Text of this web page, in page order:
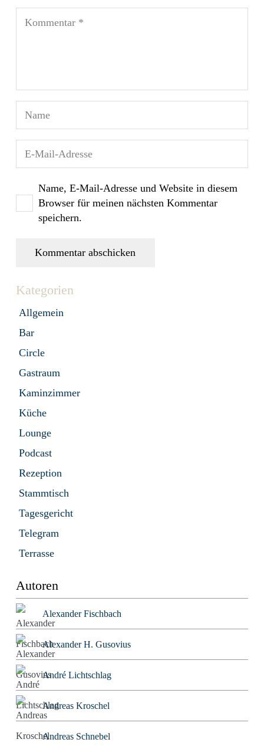
Name, E-Mail-Adresse und Website in diesem
Browser für meinen nächsten Kommentar
speichern.
Kommentar abschicken
Kategorien
Allgemein
Bar
Circle
Gastraum
Kaminzimmer
Küche
Lounge
Podcast
Rezeption
Stammtisch
Tagesgericht
Telegram
Terrasse
Autoren
Alexander Fischbach
Alexander H. Gusovius
André Lichtschlag
Andreas Kroschel
Andreas Schnebel